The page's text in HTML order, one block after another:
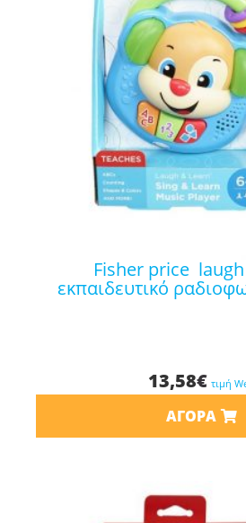
fisher price laugh & learn
εκπαιδευτικό
13,58€ τιμή
ΑΓΟΡΆ